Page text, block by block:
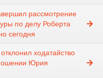
рассмотрение
по делу Роберта
сегодня
ходатайство
Юрия